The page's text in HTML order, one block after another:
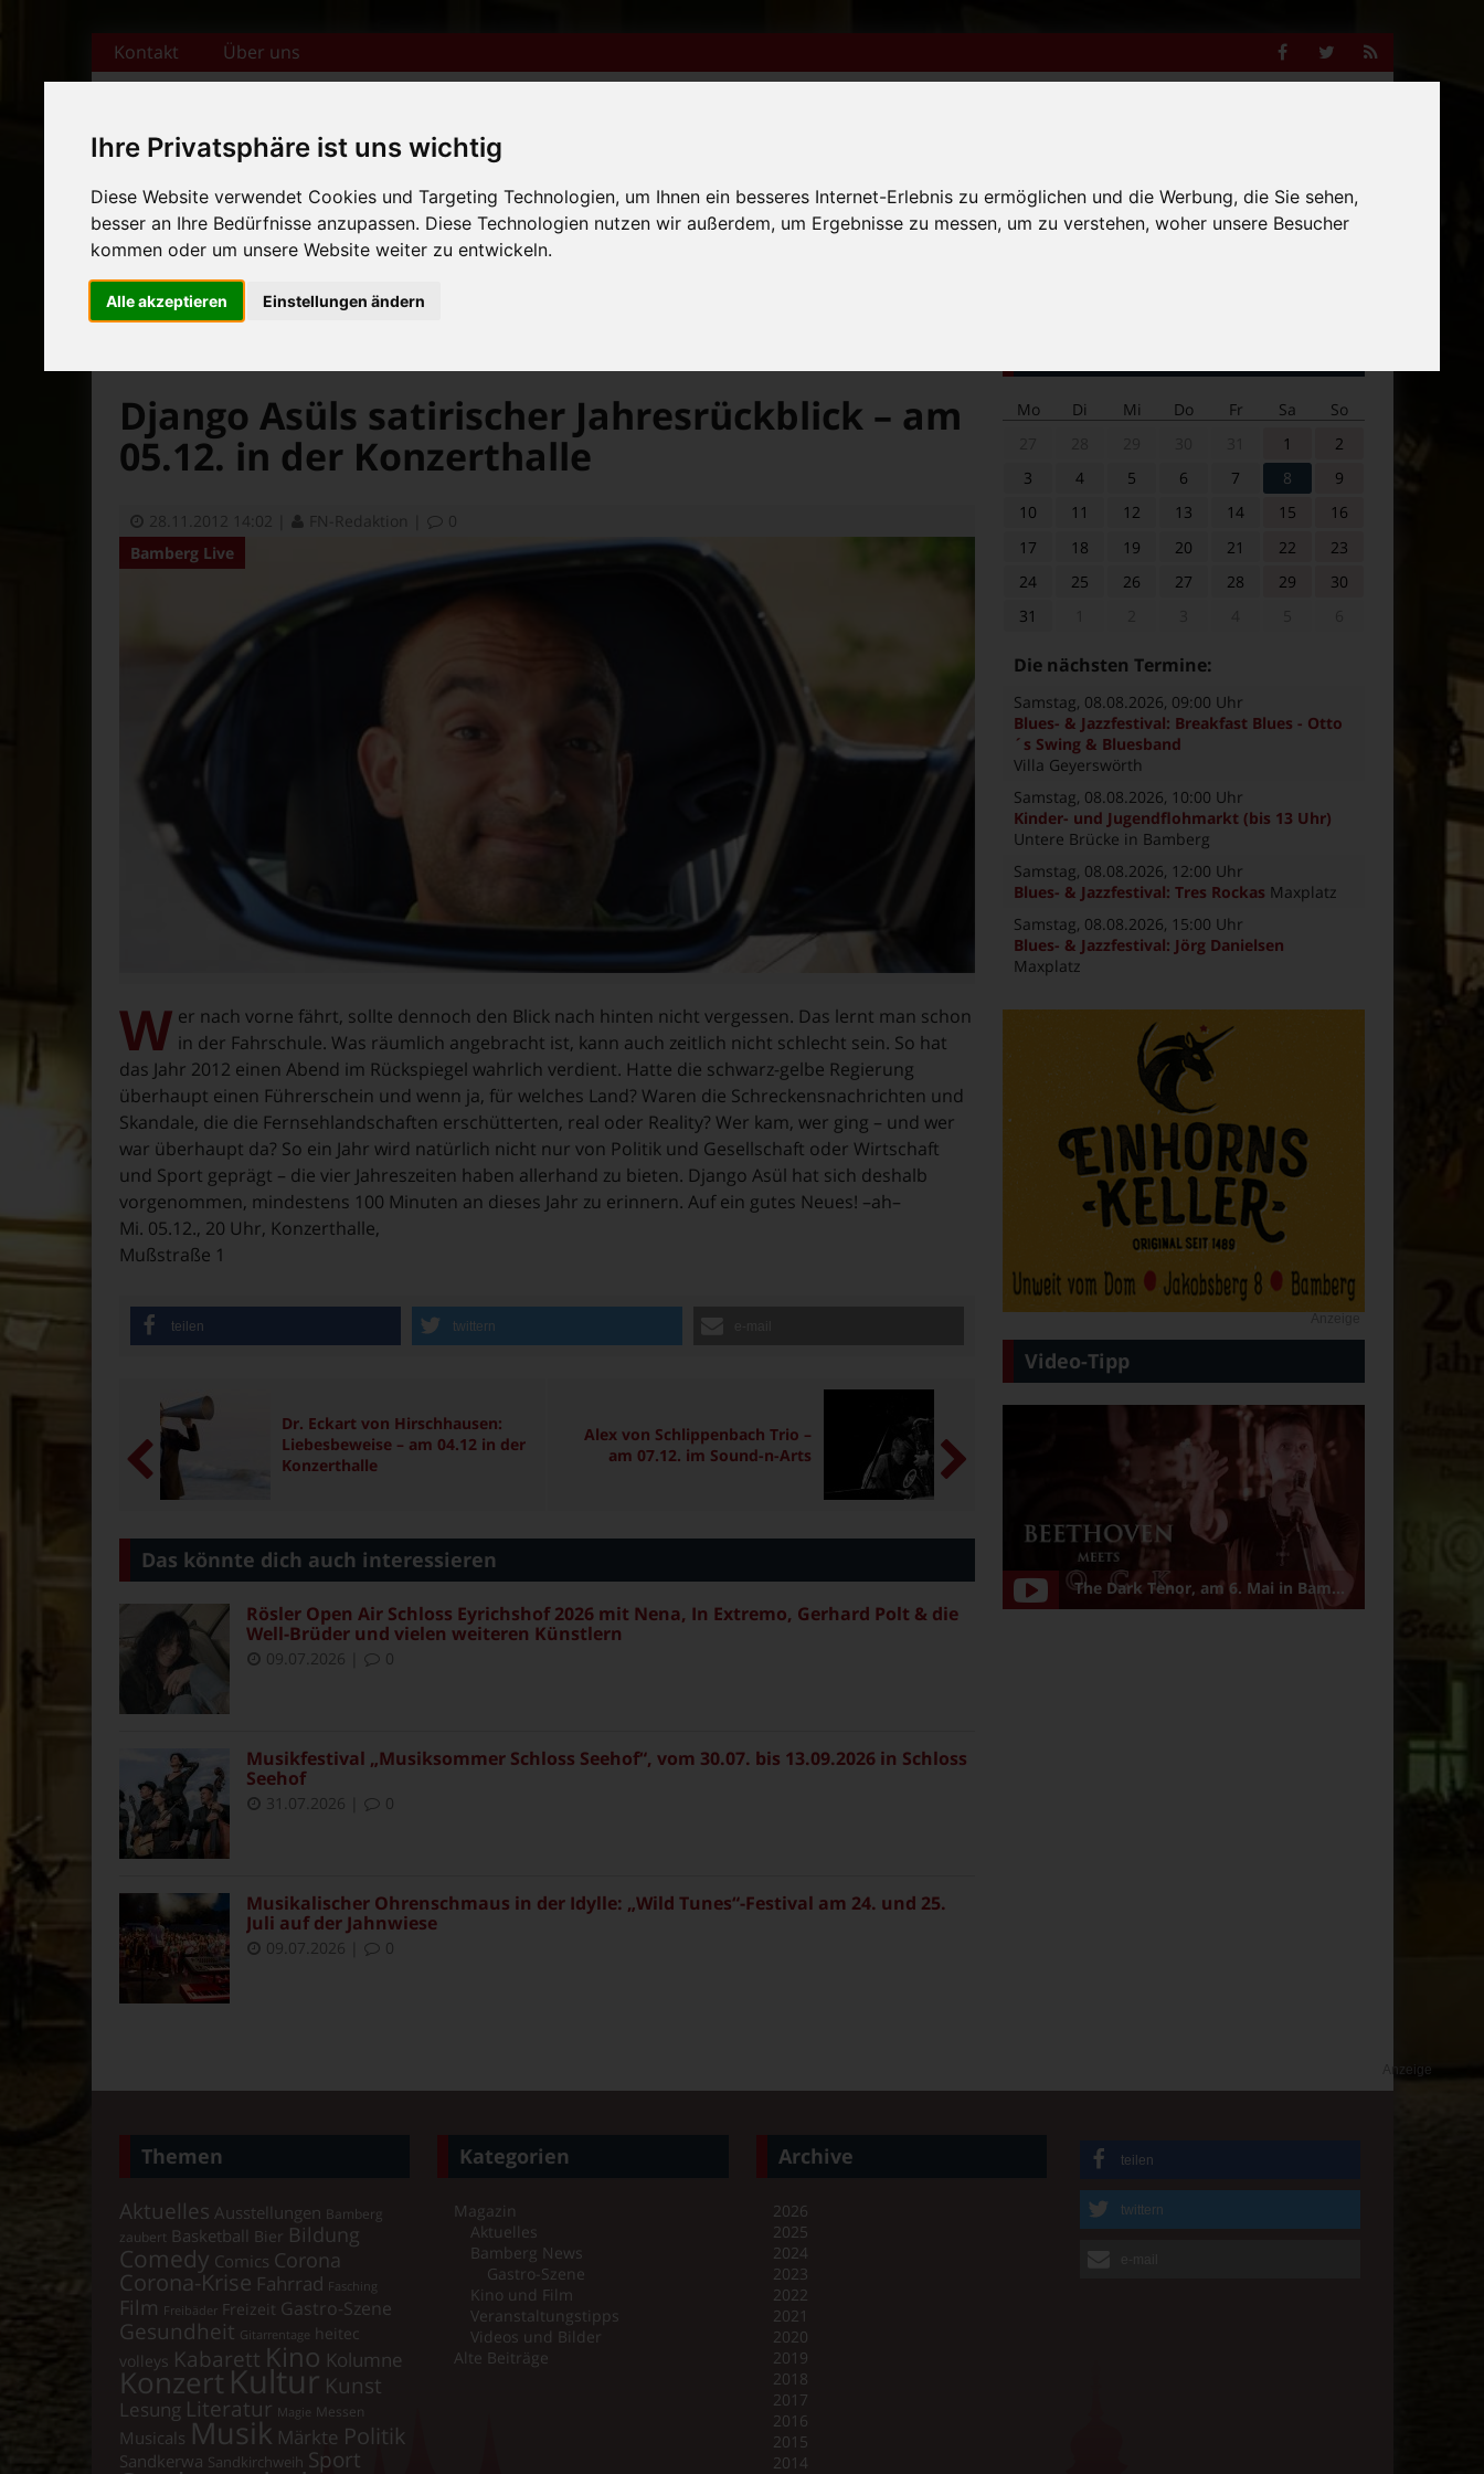
Ihre Privatsphäre ist uns wichtig
Diese Website verwendet Cookies und Targeting Technologien, um Ihnen ein besseres Internet-Erlebnis zu ermöglichen und die Werbung, die Sie sehen,
besser an Ihre Bedürfnisse anzupassen. Diese Technologien nutzen wir außerdem, um Ergebnisse zu messen, um zu verstehen, woher unsere Besucher
kommen oder um unsere Website weiter zu entwickeln.
Alle akzeptieren Einstellungen ändern
Zum Inhalt springen
Kontakt Über uns Facebook
Twitter
Startseite Magazin Veranstaltungskalender Kleinanzeigen FN-Ausgaben online lesen
News-Ticker:
+++ Bamberger Biertage vom 6. bis 9. August +++
+++ Blues- und Jazzfestival vom 31.7. bis 9.8. +++
Django Asüls satirischer Jahresrückblick – am
05.12. in der Konzerthalle
28.11.2012 14:02 FN-Redaktion
0
Bamberg Live
W er nach vorne fährt, sollte dennoch den Blick nach hinten nicht vergessen. Das lernt man schon
in der Fahrschule. Was räumlich angebracht ist, kann auch zeitlich nicht schlecht sein. So hat
das Jahr 2012 einen Abend im Rückspiegel wahrlich verdient. Hatte die schwarz-gelbe Regierung
überhaupt einen Führerschein und wenn ja, für welches Land? Waren die Schreckensnachrichten und
Skandale, die die Fernsehlandschaften erschütterten, real oder Reality? Wer kam, wer ging – und wer
war überhaupt da? So ein Jahr wird natürlich nicht nur von Politik und Gesellschaft oder Wirtschaft
und Sport geprägt – die vier Jahreszeiten haben allerhand zu bieten. Django Asül hat sich deshalb
vorgenommen, mindestens 100 Minuten an dieses Jahr zu erinnern. Auf ein gutes Neues! –ah–
Mi. 05.12., 20 Uhr, Konzerthalle,
Mußstraße 1
teilen twittern
Dr. Eckart von Hirschhausen:
Liebesbeweise – am 04.12 in der
Konzerthalle
Alex von Schlippenbach Trio –
am 07.12. im Sound-n-Arts
Das könnte dich auch interessieren
Rösler Open Air Schloss Eyrichshof 2026 mit Nena, In Extremo, Gerhard Polt & die
Well-Brüder und vielen weiteren Künstlern
09.07.2026 0
Musikfestival „Musiksommer Schloss Seehof“, vom 30.07. bis 13.09.2026 in Schloss
Seehof
31.07.2026 0
Musikalischer Ohrenschmaus in der Idylle: „Wild Tunes“-Festival am 24. und 25.
Juli auf der Jahnwiese
09.07.2026 0
Mo Di Mi Do Fr Sa
So
1
2
3
4 5 6 7 8
9
10
11 12 13 14 15
16
17
18 19 20 21 22
23
24
25 26 27 28 29
30
31
Die nächsten Termine:
Samstag, 08.08.2026, 09:00 Uhr
Blues- & Jazzfestival: Breakfast Blues - Otto
´s Swing & Bluesband
Villa Geyerswörth
Samstag, 08.08.2026, 10:00 Uhr
Kinder- und Jugendflohmarkt (bis 13 Uhr)
Untere Brücke in Bamberg
Samstag, 08.08.2026, 12:00 Uhr
Blues- & Jazzfestival: Tres Rockas Maxplatz
Samstag, 08.08.2026, 15:00 Uhr
Blues- & Jazzfestival: Jörg Danielsen
Maxplatz
Video-Tipp
The Dark Tenor, am 6. Mai in Bamberg
Anzeige
Themen
Aktuelles Ausstellungen Bamberg
zaubert Basketball Bier Bildung
Comedy Comics Corona
Corona-Krise Fahrrad Fasching
Film Freibäder Freizeit Gastro-Szene
Gesundheit Gitarrentage heitec
volleys Kabarett Kino Kolumne
Konzert Kultur Kunst
Lesung Literatur Magie Messen
Musicals Musik Märkte Politik
Sandkerwa Sandkirchweih Sport
Kategorien
Magazin
Aktuelles
Bamberg News
Gastro-Szene
Kino und Film
Veranstaltungstipps
Videos und Bilder
Alte Beiträge
Archive
2026
2025
2024
2023
2022
2021
2020
2019
2018
2017
2016
2015
2014
teilen
twittern